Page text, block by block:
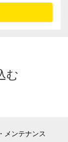
む
メンテナンス